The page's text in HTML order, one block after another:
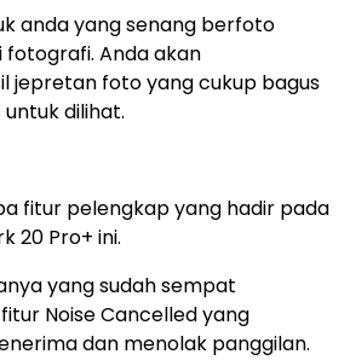
anda yang senang berfoto
Anda akan
jepretan foto yang cukup bagus
dilihat.
fitur pelengkap yang hadir pada
20 Pro+ ini.
yang sudah sempat
Noise Cancelled yang
dan menolak panggilan.